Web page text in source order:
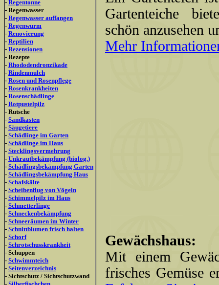
- Regentonne
- Regenwasser
- Regenwasser auffangen
- Regenwurm
- Renovierung
- Reptilien
- Rezensionen
- Rezepte
- Rhododendronzikade
- Rindenmulch
- Rosen und Rosenpflege
- Rosenkrankheiten
- Rosenschädlinge
- Rotpustelpilz
- Rutsche
- Sandkasten
- Säugetiere
- Schädlinge im Garten
- Schädlinge im Haus
- Stecklingsvermehrung
- Unkrautbekämpfung (biolog.)
- Schädlingsbekämpfung Garten
- Schädlingsbekämpfung Haus
- Schafskälte
- Scheibenflug von Vögeln
- Schimmelpilz im Haus
- Schmetterlinge
- Schneckenbekämpfung
- Schneeräumen im Winter
- Schnittblumen frisch halten
- Schorf
- Schrotschusskrankheit
- Schuppen
- Schwimmteich
- Seitenverzeichnis
- Sichtschutz / Sichtschutzwand
Gartenteiche
schön anzusehen
Mehr
Gewächshaus:
Mit einem
frisches Gemüse